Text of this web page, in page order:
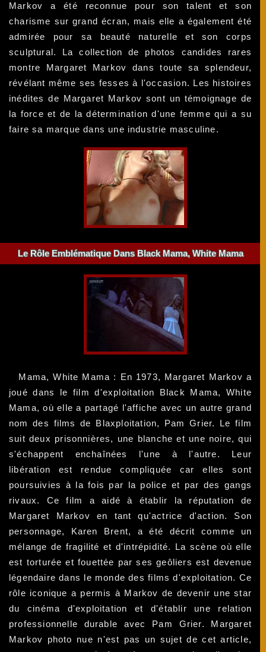
Markov a été reconnue pour son talent et son
charisme sur grand écran, mais elle a également été
admirée pour sa beauté naturelle et son corps
sculptural. La collection de photos candides rares
montre Margaret Markov dans toute sa splendeur,
révélant même ses fesses à l'occasion. Les histoires
inédites de Margaret Markov sont un témoignage de
la force et de la détermination d'une femme qui a su
faire sa marque dans une industrie masculine.
Le Rôle Emblématique Dans Black Mama, White Mama
Mama, White Mama : En 1973, Margaret Markov a
joué dans le film d'exploitation Black Mama, White
Mama, où elle a partagé l'affiche avec un autre grand
nom des films de Blaxploitation, Pam Grier. Le film
suit deux prisonnières, une blanche et une noire, qui
s'échappent enchaînées l'une à l'autre. Leur
libération est rendue compliquée car elles sont
poursuivies à la fois par la police et par des gangs
rivaux. Ce film a aidé à établir la réputation de
Margaret Markov en tant qu'actrice d'action. Son
personnage, Karen Brent, a été décrit comme un
mélange de fragilité et d'intrépidité. La scène où elle
est torturée et fouettée par ses geôliers est devenue
légendaire dans le monde des films d'exploitation. Ce
rôle iconique a permis à Markov de devenir une star
du cinéma d'exploitation et d'établir une relation
professionnelle durable avec Pam Grier. Margaret
Markov photo nue n'est pas un sujet de cet article,